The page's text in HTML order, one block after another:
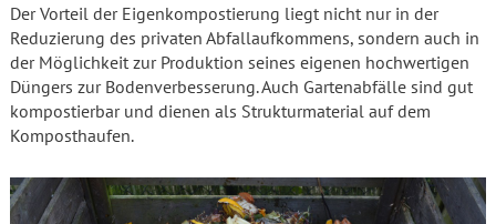
Der Vorteil der Eigenkompostierung liegt nicht nur in der
Reduzierung des privaten Abfallaufkommens, sondern auch in
der Möglichkeit zur Produktion seines eigenen hochwertigen
Düngers zur Bodenverbesserung. Auch Gartenabfälle sind gut
kompostierbar und dienen als Strukturmaterial auf dem
Komposthaufen.